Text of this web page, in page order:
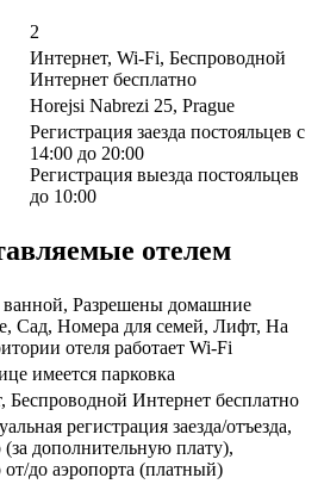
2
Интернет, Wi-Fi, Беспроводной
Интернет бесплатно
Horejsi Nabrezi 25, Prague
Регистрация заезда постояльцев с
14:00 до 20:00
Регистрация выезда постояльцев
до 10:00
отелем
Разрешены домашние
Сад, Номера для семей, Лифт, На
отеля работает Wi-Fi
имеется парковка
Беспроводной Интернет бесплатно
регистрация заезда/отъезда,
(за дополнительную плату),
от/до аэропорта (платный)